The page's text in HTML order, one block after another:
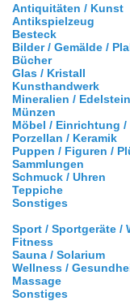
Antiquitäten / Kunst
Antikspielzeug
Besteck
Bilder / Gemälde /
Bücher
Glas / Kristall
Kunsthandwerk
Mineralien /
Münzen
Möbel / Einrichtung /
Porzellan / Keramik
Puppen / Figuren /
Sammlungen
Schmuck / Uhren
Teppiche
Sonstiges
Sport / Sportgeräte /
Fitness
Sauna / Solarium
Wellness /
Massage
Sonstiges